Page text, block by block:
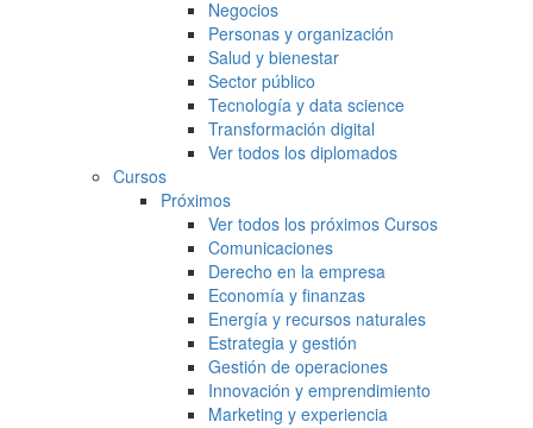
Negocios
Personas y organización
Salud y bienestar
Sector público
Tecnología y data science
Transformación digital
Ver todos los diplomados
Cursos
Próximos
Ver todos los próximos Cursos
Comunicaciones
Derecho en la empresa
Economía y finanzas
Energía y recursos naturales
Estrategia y gestión
Gestión de operaciones
Innovación y emprendimiento
Marketing y experiencia